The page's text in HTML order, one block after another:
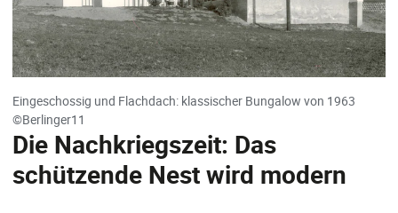
Eingeschossig und Flachdach: klassischer Bungalow von 1963
©Berlinger11
Die Nachkriegszeit: Das
schützende Nest wird modern